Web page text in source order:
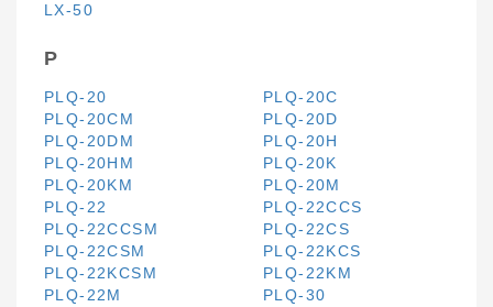
LX-50
P
PLQ-20
PLQ-20C
PLQ-20CM
PLQ-20D
PLQ-20DM
PLQ-20H
PLQ-20HM
PLQ-20K
PLQ-20KM
PLQ-20M
PLQ-22
PLQ-22CCS
PLQ-22CCSM
PLQ-22CS
PLQ-22CSM
PLQ-22KCS
PLQ-22KCSM
PLQ-22KM
PLQ-22M
PLQ-30